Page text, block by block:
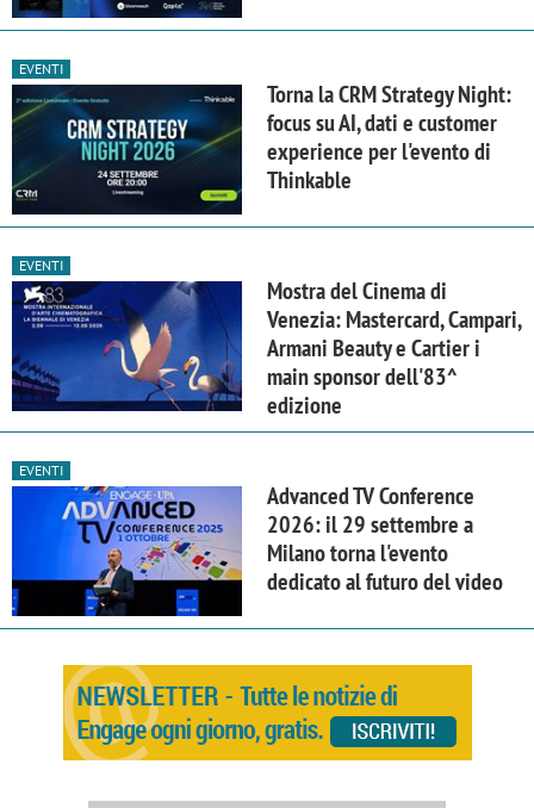
EVENTI
Torna la CRM Strategy Night:
focus su AI, dati e customer
experience per l'evento di
Thinkable
EVENTI
Mostra del Cinema di
Venezia: Mastercard, Campari,
Armani Beauty e Cartier i
main sponsor dell'83^
edizione
EVENTI
Advanced TV Conference
2026: il 29 settembre a
Milano torna l'evento
dedicato al futuro del video